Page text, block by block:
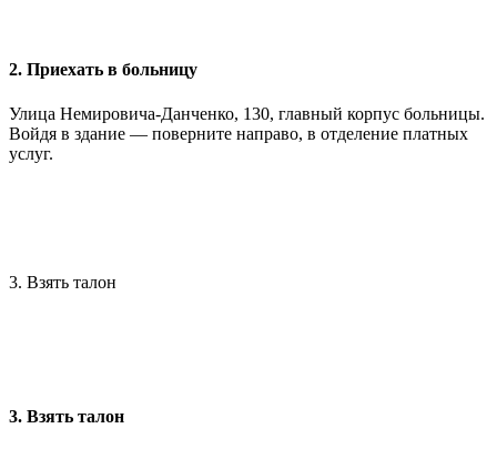
2. Приехать в больницу
Улица Немировича-Данченко, 130, главный корпус больницы.
Войдя в здание — поверните направо, в отделение платных
услуг.
3. Взять талон
3. Взять талон